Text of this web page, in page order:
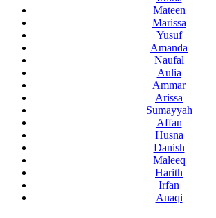
Mateen
Marissa
Yusuf
Amanda
Naufal
Aulia
Ammar
Arissa
Sumayyah
Affan
Husna
Danish
Maleeq
Harith
Irfan
Anaqi